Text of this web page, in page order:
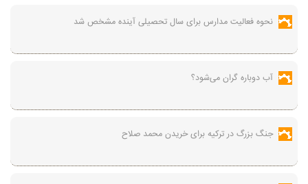
نحوه فعالیت مدارس برای سال تحصیلی آینده مشخص شد
آب دوباره گران می‌شود؟
جنگ بزرگ در ترکیه برای خریدن محمد صلاح